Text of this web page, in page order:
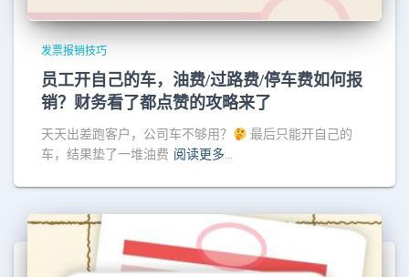
发票报销技巧
员工开自己的车，油费/过路费/停车费如何报
销？财务看了都点赞的攻略来了
天天出差跑客户，公司车不够用？
最后只能开自己的
车，结果垫了一堆油费 阅读更多…